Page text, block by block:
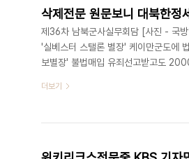
제36차 남북군사실무회담 [사진 -
'실베스터 스탤론 별장' 케이만군도
보별장' 불법매입 유죄선고받고도
자, 연세대 국위선양자전형 수시합
정보원을 삭제한 위..
더보기